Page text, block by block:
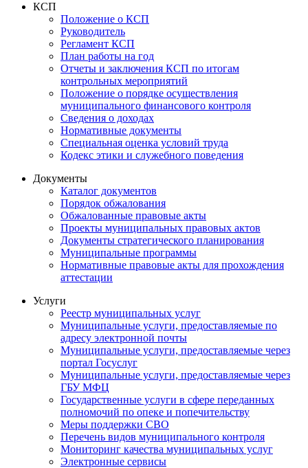
КСП
Положение о КСП
Руководитель
Регламент КСП
План работы на год
Отчеты и заключения КСП по итогам
контрольных мероприятий
Положение о порядке осуществления
муниципального финансового контроля
Сведения о доходах
Нормативные документы
Специальная оценка условий труда
Кодекс этики и служебного поведения
Документы
Каталог документов
Порядок обжалования
Обжалованные правовые акты
Проекты муниципальных правовых актов
Документы стратегического планирования
Муниципальные программы
Нормативные правовые акты для прохождения
аттестации
Услуги
Реестр муниципальных услуг
Муниципальные услуги, предоставляемые по
адресу электронной почты
Муниципальные услуги, предоставляемые через
портал Госуслуг
Муниципальные услуги, предоставляемые через
ГБУ МФЦ
Государственные услуги в сфере переданных
полномочий по опеке и попечительству
Меры поддержки СВО
Перечень видов муниципального контроля
Мониторинг качества муниципальных услуг
Электронные сервисы